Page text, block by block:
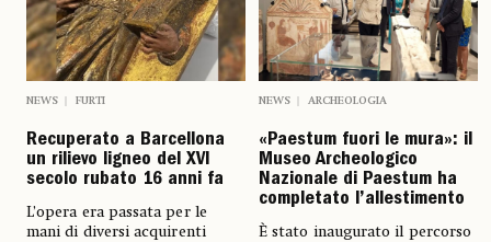
NEWS FURTI
Recuperato a Barcellona
un rilievo ligneo del XVI
secolo rubato 16 anni fa
L’opera era passata per le
mani di diversi acquirenti
NEWS ARCHEOLOGIA
«Paestum fuori le mura»: il
Museo Archeologico
Nazionale di Paestum ha
completato l’allestimento
È stato inaugurato il percorso